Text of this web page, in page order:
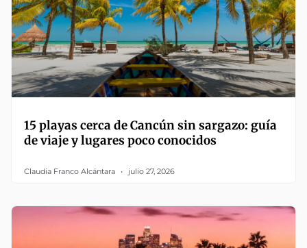
15 playas cerca de Cancún sin sargazo: guía
de viaje y lugares poco conocidos
Claudia Franco Alcántara julio 27, 2026